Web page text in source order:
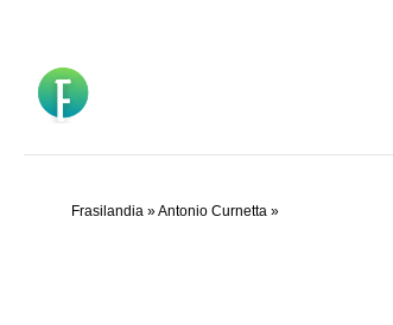
contenuto
Frasilandia »Antonio Curnetta »